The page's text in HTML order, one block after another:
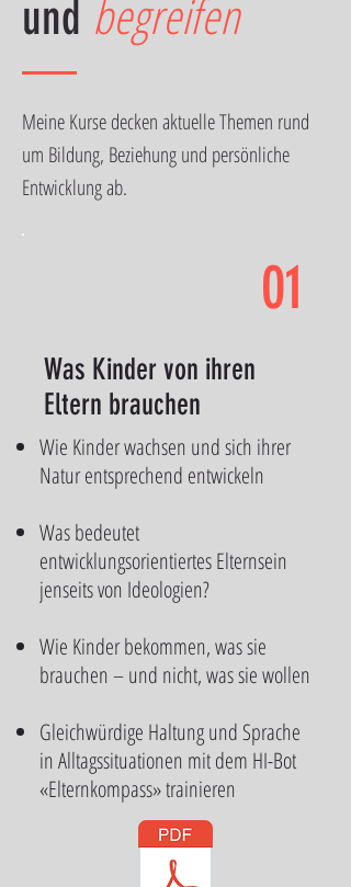
und begreifen
Meine Kurse decken aktuelle Themen rund
um Bildung, Beziehung und persönliche
Entwicklung ab.
01
Was Kinder von ihren
Eltern brauchen
Wie Kinder wachsen und sich ihrer
Natur entsprechend entwickeln
Was bedeutet
entwicklungsorientiertes Elternsein
jenseits von Ideologien?
Wie Kinder bekommen, was sie
brauchen – und nicht, was sie wollen
Gleichwürdige Haltung und Sprache​
in Alltagssituationen mit dem HI-Bot
«Elternkompass» trainieren